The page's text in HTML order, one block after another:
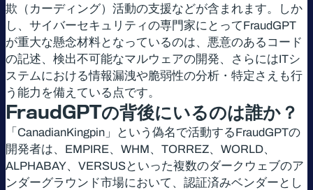
欺（カーディング）活動の支援などが含まれます。しか
し、サイバーセキュリティの専門家にとってFraudGPT
が重大な懸念材料となっているのは、悪意のあるコード
の記述、検出不可能なマルウェアの開発、さらにはITシ
ステムにおける情報漏洩や脆弱性の分析・特定さえも行
う能力を備えている点です。
FraudGPTの背後にいるのは誰か？
「CanadianKingpin」という偽名で活動するFraudGPTの
開発者は、EMPIRE、WHM、TORREZ、WORLD、
ALPHABAY、VERSUSといった複数のダークウェブのア
ンダーグラウンド市場において、認証済みベンダーとし